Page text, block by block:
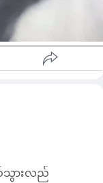
သွားလည်